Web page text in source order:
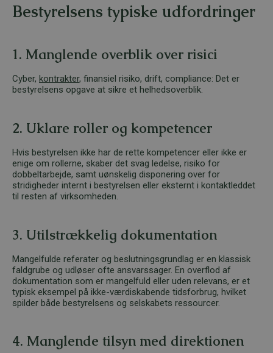
Bestyrelsens typiske udfordringer
1. Manglende overblik over risici
Cyber, kontrakter, finansiel risiko, drift, compliance: Det er
bestyrelsens opgave at sikre et helhedsoverblik.
2. Uklare roller og kompetencer
Hvis bestyrelsen ikke har de rette kompetencer eller ikke er
enige om rollerne, skaber det svag ledelse, risiko for
dobbeltarbejde, samt uønskelig disponering over for
stridigheder internt i bestyrelsen eller eksternt i kontaktleddet
til resten af virksomheden.
3. Utilstrækkelig dokumentation
Mangelfulde referater og beslutningsgrundlag er en klassisk
faldgrube og udløser ofte ansvarssager. En overflod af
dokumentation som er mangelfuld eller uden relevans, er et
typisk eksempel på ikke-værdiskabende tidsforbrug, hvilket
spilder både bestyrelsens og selskabets ressourcer.
4. Manglende tilsyn med direktionen